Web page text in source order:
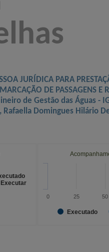
JURÍDICA PARA
DE PASSAGENS E
de Gestão das Águas -
Rafaella Domingues Hilário
Executado
0 25 50